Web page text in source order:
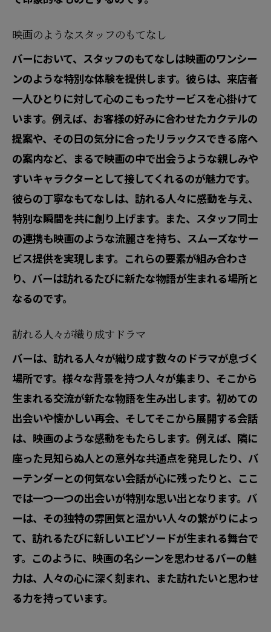
る
ストレスからの開放感を求めて
映画のようなひとときで心を癒す
日常を忘れるための特別な場所
心のバランスを取り戻す場所
映画的空間で見つける安らぎ
新たな視点を得るための休息
映画のようなスタッフのもてなし
バーにおいて、スタッフのもてなしは映画のワンシー
ンのような特別な体験を提供します。彼らは、来店者
一人ひとりに対して心のこもったサービスを心掛けて
います。例えば、お客様の好みに合わせたカクテルの
提案や、その日の気分に合ったリラックスできる席へ
の案内など、まるで映画の中で出会うような親しみや
すいキャラクターとして接してくれるのが魅力です。
彼らの丁寧なもてなしは、訪れる人々に感動を与え、
特別な瞬間を共に創り上げます。また、スタッフ同士
の連携も映画のような流麗さを持ち、スムーズなサー
ビス提供を実現します。これらの要素が組み合わさ
り、バーは訪れるたびに新たな物語が生まれる場所と
なるのです。
訪れる人々が織り成すドラマ
バーは、訪れる人々が織り成す数々のドラマが息づく
場所です。様々な背景を持つ人々が集まり、そこから
生まれる交流が新たな物語を生み出します。初めての
出会いや懐かしい再会、そしてそこから展開する会話
は、映画のような感動をもたらします。例えば、隣に
座った見知らぬ人との意外な共通点を発見したり、バ
ーテンダーとの何気ない会話が心に残ったりと、ここ
では一つ一つの出会いが特別な思い出となります。バ
ーは、その独特の雰囲気と温かい人々の繋がりによっ
て、訪れるたびに新しいエピソードが生まれる舞台で
す。このように、映画の名シーンを思わせるバーの魅
力は、人々の心に深く刻まれ、また訪れたいと思わせ
る力を持っています。